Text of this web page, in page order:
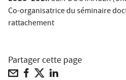
Co-organisatrice du séminaire
rattachement
Partager cette page